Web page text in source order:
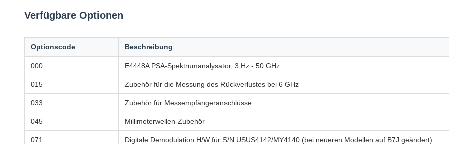
Verfügbare Optionen
Optionscode Beschreibung
000 E4448A PSA-Spektrumanalysator, 3 Hz - 50 GHz
015 Zubehör für die Messung des Rückverlustes bei 6 GHz
033 Zubehör für Messempfängeranschlüsse
045 Millimeterwellen-Zubehör
071 Digitale Demodulation H/W für S/N USUS4142/MY4140 (bei neueren Modellen auf B7J geändert)